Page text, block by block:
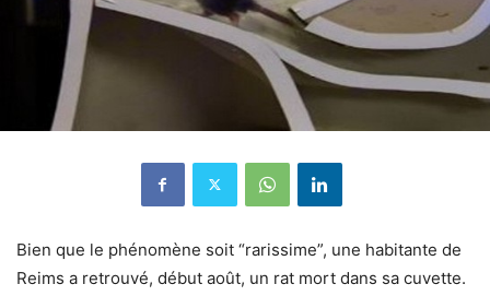
Bien que le phénomène soit “rarissime”, une habitante de
Reims a retrouvé, début août, un rat mort dans sa cuvette.